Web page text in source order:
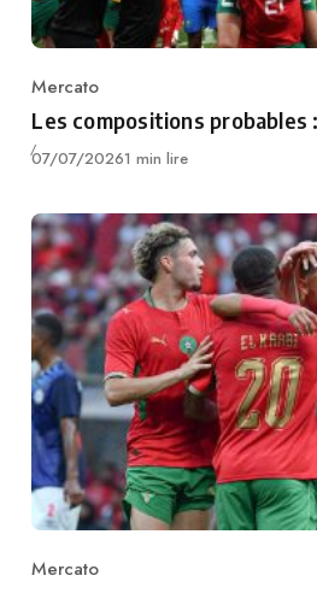
Category
Mercato
Les compositions probables
Publié
07/07/20261 min lire
Category
Mercato